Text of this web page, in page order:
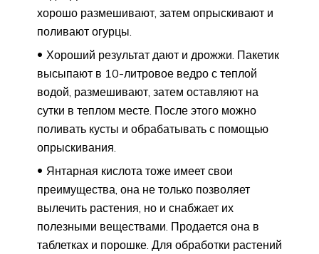
хорошо размешивают, затем опрыскивают и
поливают огурцы.
Хороший результат дают и дрожжи. Пакетик
высыпают в 10-литровое ведро с теплой
водой, размешивают, затем оставляют на
сутки в теплом месте. После этого можно
поливать кусты и обрабатывать с помощью
опрыскивания.
Янтарная кислота тоже имеет свои
преимущества, она не только позволяет
вылечить растения, но и снабжает их
полезными веществами. Продается она в
таблетках и порошке. Для обработки растений